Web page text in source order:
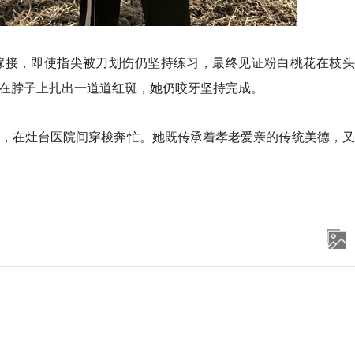
，即使指尖被刀划伤仍坚持练习，最终见证粉白桃花在枝
子上扎出一道道红斑，她仍咬牙坚持完成。
在灶台医院间穿梭奔忙。她既传承着孝老爱亲的传统美德，